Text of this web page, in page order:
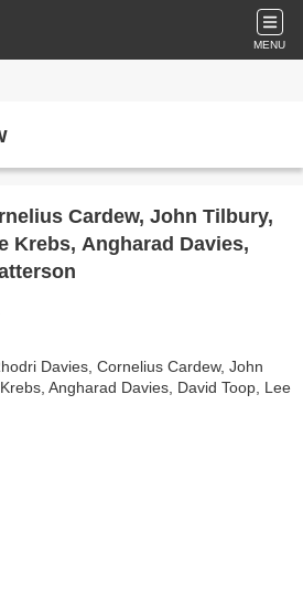
MENU
Cardew, John Tilbury,
Krebs, Angharad Davies,